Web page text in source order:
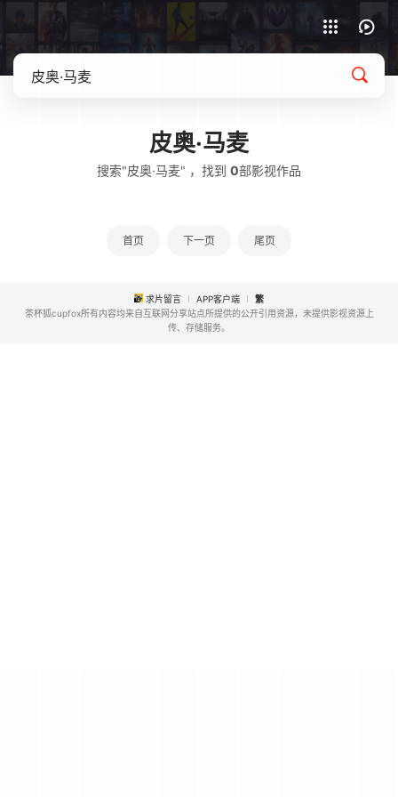
皮奥·马麦
搜索"皮奥·马麦" ，找到 0部影视作品
首页 下一页 尾页
求片留言 APP客户端
繁
茶杯狐cupfox所有内容均来自互联网分享站点所提供的公开引用资源，未提供影视资源上
传、存储服务。